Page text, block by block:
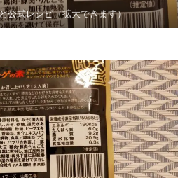
公式レシピ（拡大できます）